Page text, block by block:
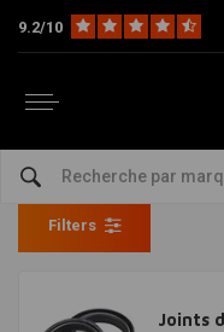
9.2/10
Joints et
Home The Workshop
Filters
Joints